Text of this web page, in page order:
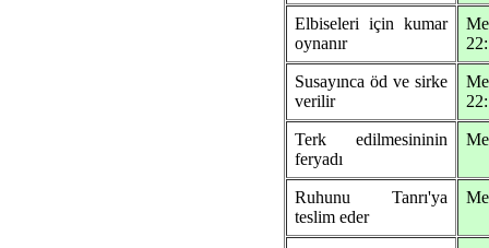
Elbiseleri için kumar
oynanır
Susayınca öd ve sirke
verilir
Terk edilmesininin
feryadı
Ruhunu Tanrı'ya
teslim eder